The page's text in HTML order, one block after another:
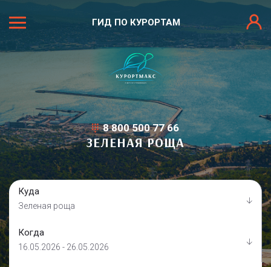
ГИД ПО КУРОРТАМ
8 800 500 77 66
ЗЕЛЕНАЯ РОЩА
Куда
Зеленая роща
Когда
16.05.2026 - 26.05.2026